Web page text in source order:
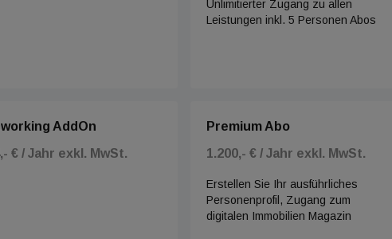
Unlimitierter Zugang zu allen
Leistungen inkl. 5 Personen Abos
AddOn
€ / Jahr exkl. MwSt.
Premium Abo
1.200,- € / Jahr exkl. MwSt.
Erstellen Sie Ihr ausführliches
Personenprofil, Zugang zum
digitalen Immobilien Magazin